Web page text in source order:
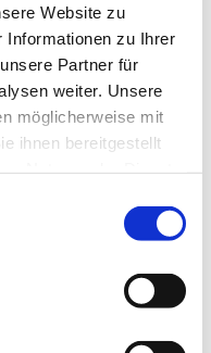
Website zu
Informationen zu Ihrer
Partner für
weiter. Unsere
möglicherweise mit
ihnen bereitgestellt
auch